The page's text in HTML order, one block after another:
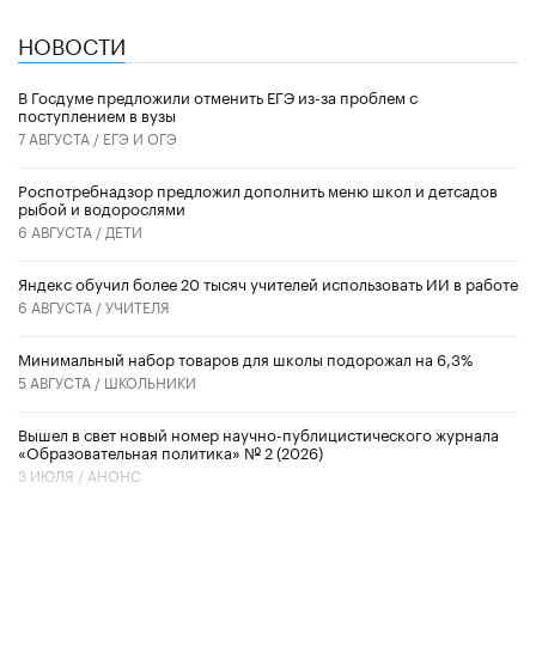
НОВОСТИ
В Госдуме предложили отменить ЕГЭ из-за проблем с
поступлением в вузы
7 АВГУСТА / ЕГЭ И ОГЭ
Роспотребнадзор предложил дополнить меню школ и детсадов
рыбой и водорослями
6 АВГУСТА / ДЕТИ
​Яндекс обучил более 20 тысяч учителей использовать ИИ в работе
6 АВГУСТА /УЧИТЕЛЯ
Минимальный набор товаров для школы подорожал на 6,3%
5 АВГУСТА / ШКОЛЬНИКИ
Вышел в свет новый номер научно-публицистического журнала
«Образовательная политика» № 2 (2026)
3 ИЮЛЯ / АНОНС